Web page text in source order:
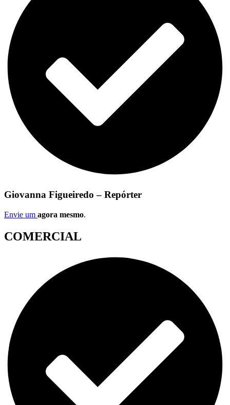
Giovanna Figueiredo – Repórter
Envie um agora mesmo.
COMERCIAL